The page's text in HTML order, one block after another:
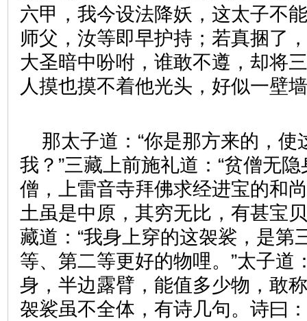
六甲，我今设法降妖，这太子不
师父，汝等即早护持；若真捆了
大圣暗中吩咐，谁敢不遵，却将
人摸也摸不着他光头，好似一壁
那太子道：“你是那方来的，使
我？”三藏上前施礼道：“贫僧无
僧，上雷音寺拜佛求经进宝的和
土虽是中原，其穷无比，有甚宝
藏道：“我身上穿的这袈裟，是第
等、第二等更好的物哩。”太子道
身，半边露臂，能值多少物，敢
袈裟虽不全体，有诗几句。